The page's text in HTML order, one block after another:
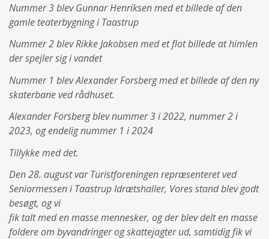
Nummer 3 blev Gunnar Henriksen med et billede af den
gamle teaterbygning i Taastrup
Nummer 2 blev Rikke Jakobsen med et flot billede at himlen
der spejler sig i vandet
Nummer 1 blev Alexander Forsberg med et billede af den ny
skaterbane ved rådhuset.
Alexander Forsberg blev nummer 3 i 2022, nummer 2 i
2023, og endelig nummer 1 i 2024
Tillykke med det.
Den 28. august var Turistforeningen repræsenteret ved
Seniormessen i Taastrup Idrætshaller, Vores stand blev godt
besøgt, og vi
fik talt med en masse mennesker, og der blev delt en masse
foldere om byvandringer og skattejagter ud, samtidig fik vi